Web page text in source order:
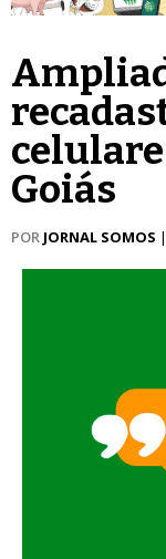
Goiás
POR JORNAL SOMOS |